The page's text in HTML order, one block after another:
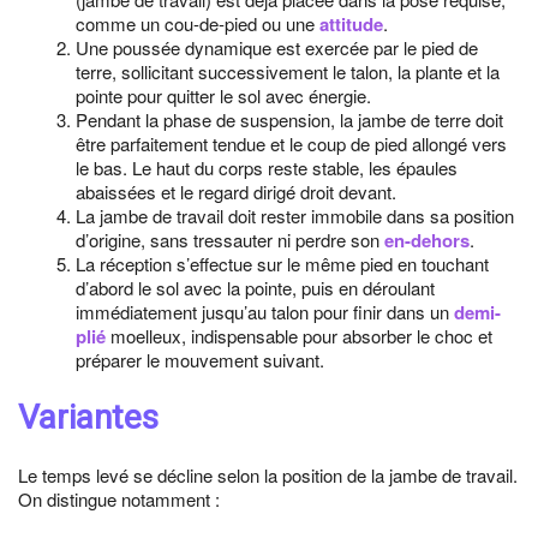
comme un cou-de-pied ou uneattitude.
Une poussée dynamique est exercée par le pied de
terre, sollicitant successivement le talon, la plante et la
pointe pour quitter le sol avec énergie.
Pendant la phase de suspension, la jambe de terre doit
être parfaitement tendue et le coup de pied allongé vers
le bas. Le haut du corps reste stable, les épaules
abaissées et le regard dirigé droit devant.
La jambe de travail doit rester immobile dans sa position
d’origine, sans tressauter ni perdre sonen-dehors.
La réception s’effectue sur le même pied en touchant
d’abord le sol avec la pointe, puis en déroulant
immédiatement jusqu’au talon pour finir dans undemi-
plié moelleux, indispensable pour absorber le choc et
préparer le mouvement suivant.
Variantes
Le temps levé se décline selon la position de la jambe de travail.
On distingue notamment :